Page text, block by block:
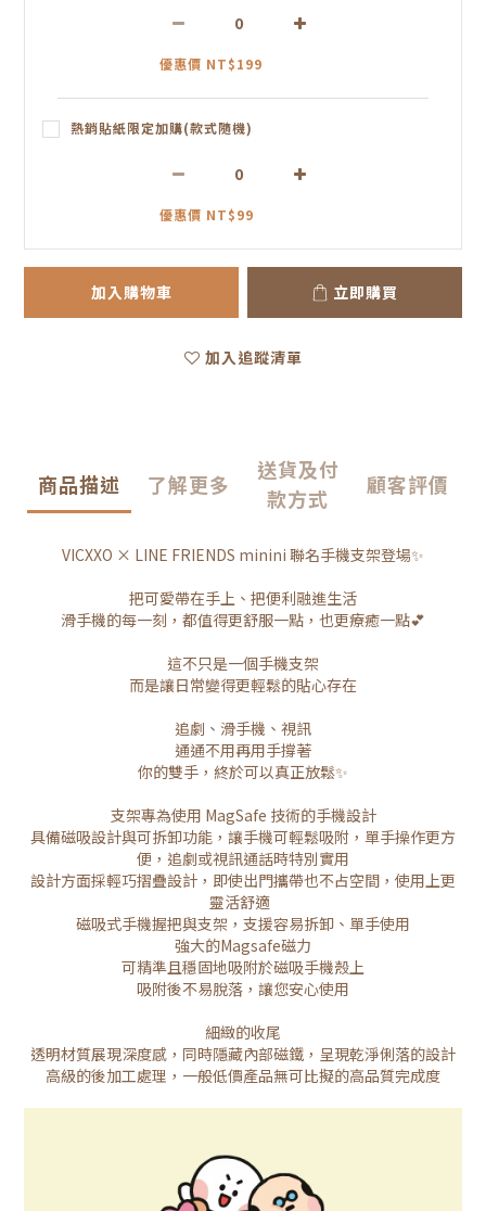
優惠價 NT$199
熱銷貼紙限定加購(款式隨機)
優惠價 NT$99
加入購物車 立即購買
加入追蹤清單
商品描述 了解更多
送貨及付
款方式
顧客評價
VICXXO × LINE FRIENDS minini 聯名手機支架登場✨
把可愛帶在手上、把便利融進生活
滑手機的每一刻，都值得更舒服一點，也更療癒一點💕
這不只是一個手機支架
而是讓日常變得更輕鬆的貼心存在
追劇、滑手機、視訊
通通不用再用手撐著
你的雙手，終於可以真正放鬆✨
支架專為使用 MagSafe 技術的手機設計
具備磁吸設計與可拆卸功能，讓手機可輕鬆吸附，單手操作更方
便，追劇或視訊通話時特別實用
設計方面採輕巧摺疊設計，即使出門攜帶也不占空間，使用上更
靈活舒適
磁吸式手機握把與支架，支援容易拆卸、單手使用
強大的Magsafe磁力
可精準且穩固地吸附於磁吸手機殼上
吸附後不易脫落，讓您安心使用
細緻的收尾
透明材質展現深度感，同時隱藏內部磁鐵，呈現乾淨俐落的設計
高級的後加工處理，一般低價產品無可比擬的高品質完成度